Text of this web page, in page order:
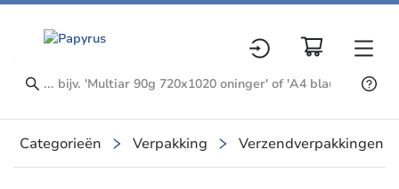
Categorieën Verpakking Verzendverpakkingen